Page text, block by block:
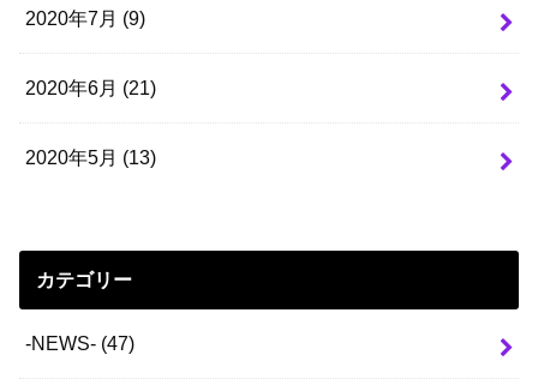
2020年7月 (9)
2020年6月 (21)
2020年5月 (13)
カテゴリー
-NEWS- (47)